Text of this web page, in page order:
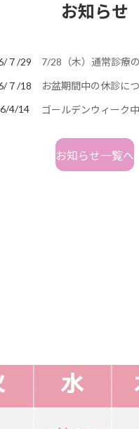
お知らせ
７/29
7/28（木）通常診療
７/18
お盆期間中の休診に
4/14
ゴールデンウィーク
お知らせ一覧へ